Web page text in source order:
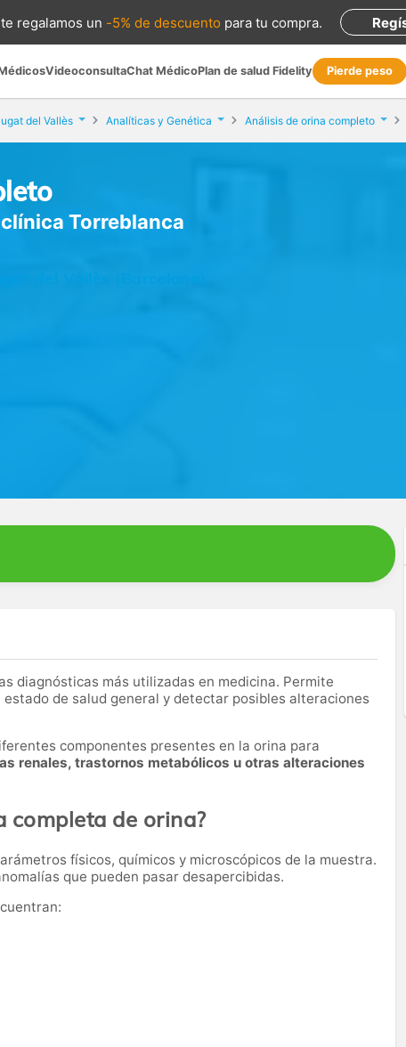
regalamos un -5% de descuento para tu compra.
VideoconsultaChat MédicoPlan de salud Fidelity Pierde peso
del Vallès Analíticas y Genética Análisis de orina completo
Torreblanca
diagnósticas más utilizadas en medicina. Permite
de salud general y detectar posibles alteraciones
componentes presentes en la orina para
renales, trastornos metabólicos u otras alteraciones
completa de orina?
físicos, químicos y microscópicos de la muestra.
que pueden pasar desapercibidas.